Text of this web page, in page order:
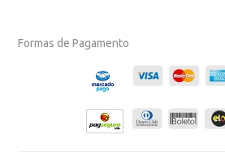
Formas de Pagamento